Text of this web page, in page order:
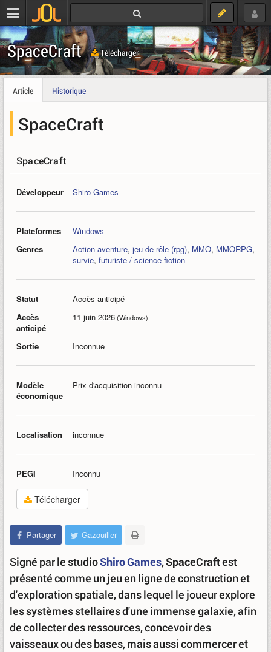
SpaceCraft Télécharger
Article Historique
SpaceCraft
SpaceCraft
Développeur Shiro Games
Plateformes
Windows
Genres
Action-aventure, jeu de rôle (rpg), MMO, MMORPG,
survie, futuriste / science-fiction
Statut
Accès anticipé
Accès
anticipé
11 juin 2026(Windows)
Sortie Inconnue
Modèle
économique
Prix d'acquisition inconnu
Localisation inconnue
PEGI Inconnu
Télécharger
Partager Gazouiller
Signé par le studioShiro Games,SpaceCraftest
présenté comme un jeu en ligne de construction et
d'exploration spatiale, dans lequel le joueur explore
les systèmes stellaires d'une immense galaxie, afin
de collecter des ressources, concevoir des
vaisseaux ou des bases, mais aussi commercer et